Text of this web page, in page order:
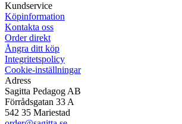
Kundservice
Köpinformation
Kontakta oss
Order direkt
Ångra ditt köp
Integritetspolicy
Cookie-inställningar
Adress
Sagitta Pedagog AB
Förrådsgatan 33 A
542 35 Mariestad